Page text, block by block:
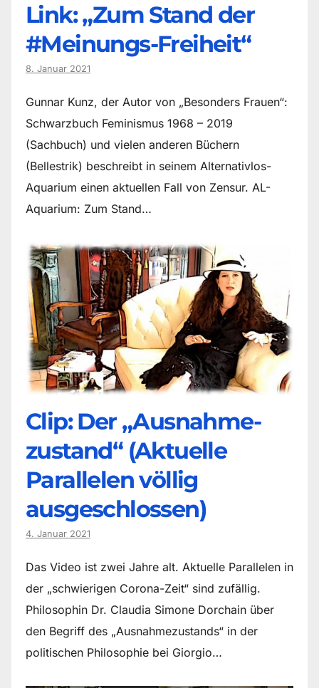
Link: „Zum Stand der
#Meinungs-Freiheit“
8. Januar 2021
Gunnar Kunz, der Autor von „Besonders Frauen“:
Schwarzbuch Feminismus 1968 – 2019
(Sachbuch) und vielen anderen Büchern
(Bellestrik) beschreibt in seinem Alternativlos-
Aquarium einen aktuellen Fall von Zensur. AL-
Aquarium: Zum Stand…
Clip: Der „Ausnahme-
zustand“ (Aktuelle
Parallelen völlig
ausgeschlossen)
4. Januar 2021
Das Video ist zwei Jahre alt. Aktuelle Parallelen in
der „schwierigen Corona-Zeit“ sind zufällig.
Philosophin Dr. Claudia Simone Dorchain über
den Begriff des „Ausnahmezustands“ in der
politischen Philosophie bei Giorgio…